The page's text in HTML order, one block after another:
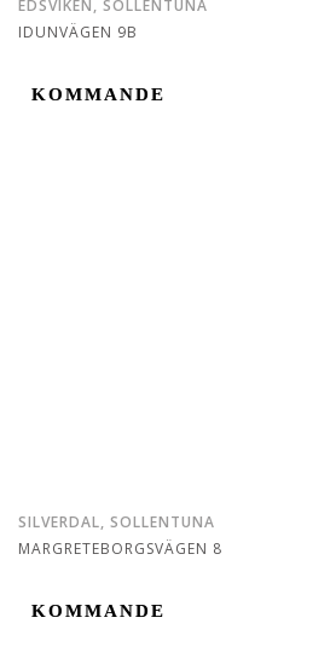
EDSVIKEN, SOLLENTUNA
IDUNVÄGEN 9B
KOMMANDE
KOMMANDE
SILVERDAL, SOLLENTUNA
MARGRETEBORGSVÄGEN 8
KOMMANDE
KOMMANDE